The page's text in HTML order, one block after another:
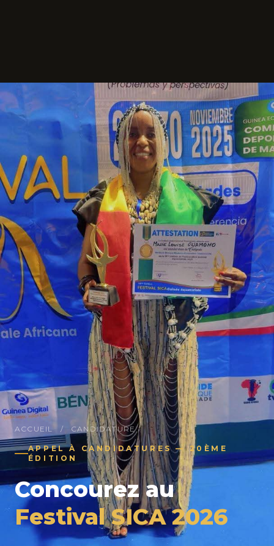
ACCUEIL / CANDIDATURE
APPEL À CANDIDATURES — 20ÈME
ÉDITION
Concourez au
Festival SICA 2026